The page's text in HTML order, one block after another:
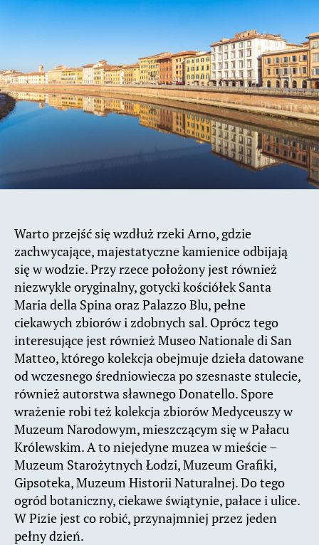
Warto przejść się wzdłuż rzeki Arno, gdzie
zachwycające, majestatyczne kamienice odbijają
się w wodzie. Przy rzece położony jest również
niezwykle oryginalny, gotycki kościółek Santa
Maria della Spina oraz Palazzo Blu, pełne
ciekawych zbiorów i zdobnych sal. Oprócz tego
interesujące jest również Museo Nationale di San
Matteo, którego kolekcja obejmuje dzieła datowane
od wczesnego średniowiecza po szesnaste stulecie,
również autorstwa sławnego Donatello. Spore
wrażenie robi też kolekcja zbiorów Medyceuszy w
Muzeum Narodowym, mieszczącym się w Pałacu
Królewskim. A to niejedyne muzea w mieście –
Muzeum Starożytnych Łodzi, Muzeum Grafiki,
Gipsoteka, Muzeum Historii Naturalnej. Do tego
ogród botaniczny, ciekawe świątynie, pałace i ulice.
W Pizie jest co robić, przynajmniej przez jeden
pełny dzień.